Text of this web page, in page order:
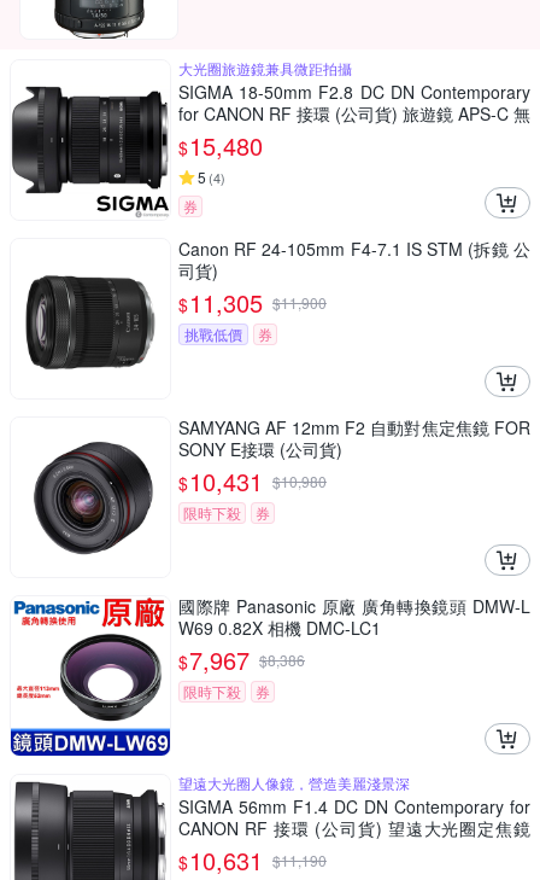
大光圈旅遊鏡兼具微距拍攝
SIGMA 18-50mm F2.8 DC DN Contemporary
for CANON RF 接環 (公司貨) 旅遊鏡 APS-C 無
反微單眼專用鏡頭
$15,480
5 (4)
券
Canon RF 24-105mm F4-7.1 IS STM (拆鏡 公
司貨)
$11,305 $11,900
挑戰低價
券
SAMYANG AF 12mm F2 自動對焦定焦鏡 FOR
SONY E接環 (公司貨)
$10,431 $10,980
限時下殺
券
國際牌 Panasonic 原廠 廣角轉換鏡頭 DMW-L
W69 0.82X 相機 DMC-LC1
$7,967 $8,386
限時下殺
券
望遠大光圈人像鏡，營造美麗淺景深
SIGMA 56mm F1.4 DC DN Contemporary for
CANON RF 接環 (公司貨) 望遠大光圈定焦鏡
人像鏡 APS-C 無反微單眼專用鏡頭
$10,631 $11,190